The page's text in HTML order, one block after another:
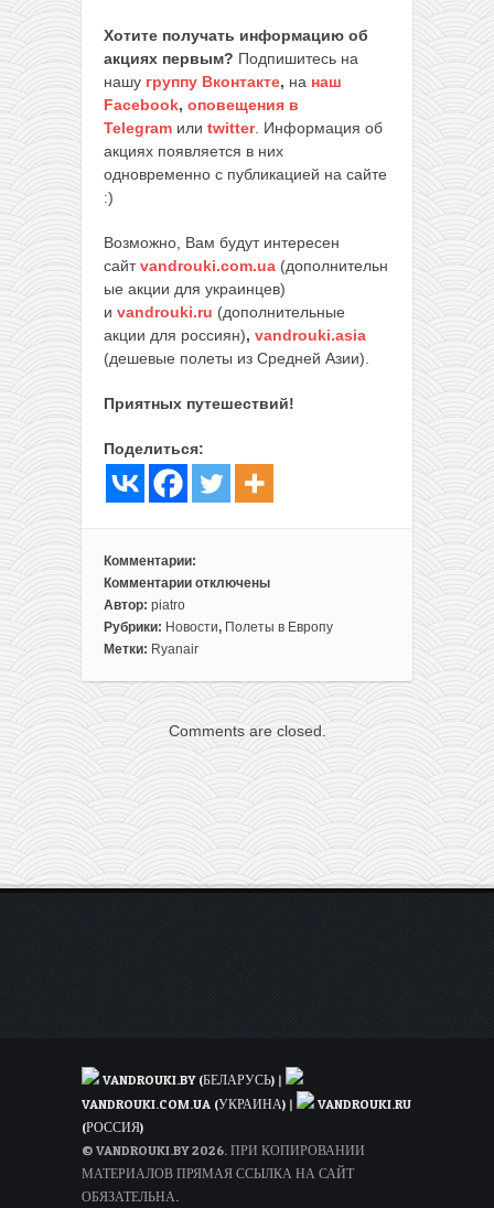
Хотите получать информацию об
акциях первым? Подпишитесь на
нашу группу Вконтакте, на наш
Facebook, оповещения в
Telegram или twitter. Информация об
акциях появляется в них
одновременно с публикацией на сайте
:)
Возможно, Вам будут интересен
сайтvandrouki.com.ua (дополнительн
ые акции для украинцев)
и vandrouki.ru (дополнительные
акции для россиян), vandrouki.asia
(дешевые полеты из Средней Азии).
Приятных путешествий!
Поделиться:
Комментарии:
Комментарии
к
записи
Снижение
от
Ryanair:
полеты
от
2€!
отключены
Автор: piatro
Рубрики: Новости, Полеты в Европу
Метки: Ryanair
Comments are closed.
VANDROUKI.BY (БЕЛАРУСЬ) |
VANDROUKI.COM.UA (УКРАИНА) |
VANDROUKI.RU
(РОССИЯ)
© VANDROUKI.BY 2026. ПРИ КОПИРОВАНИИ
МАТЕРИАЛОВ ПРЯМАЯ ССЫЛКА НА САЙТ
ОБЯЗАТЕЛЬНА.